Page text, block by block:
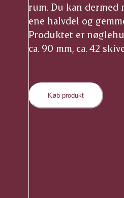
rum. Du kan dermed
ene halvdel og
Produktet er
ca. 90 mm, ca. 42
Køb produkt